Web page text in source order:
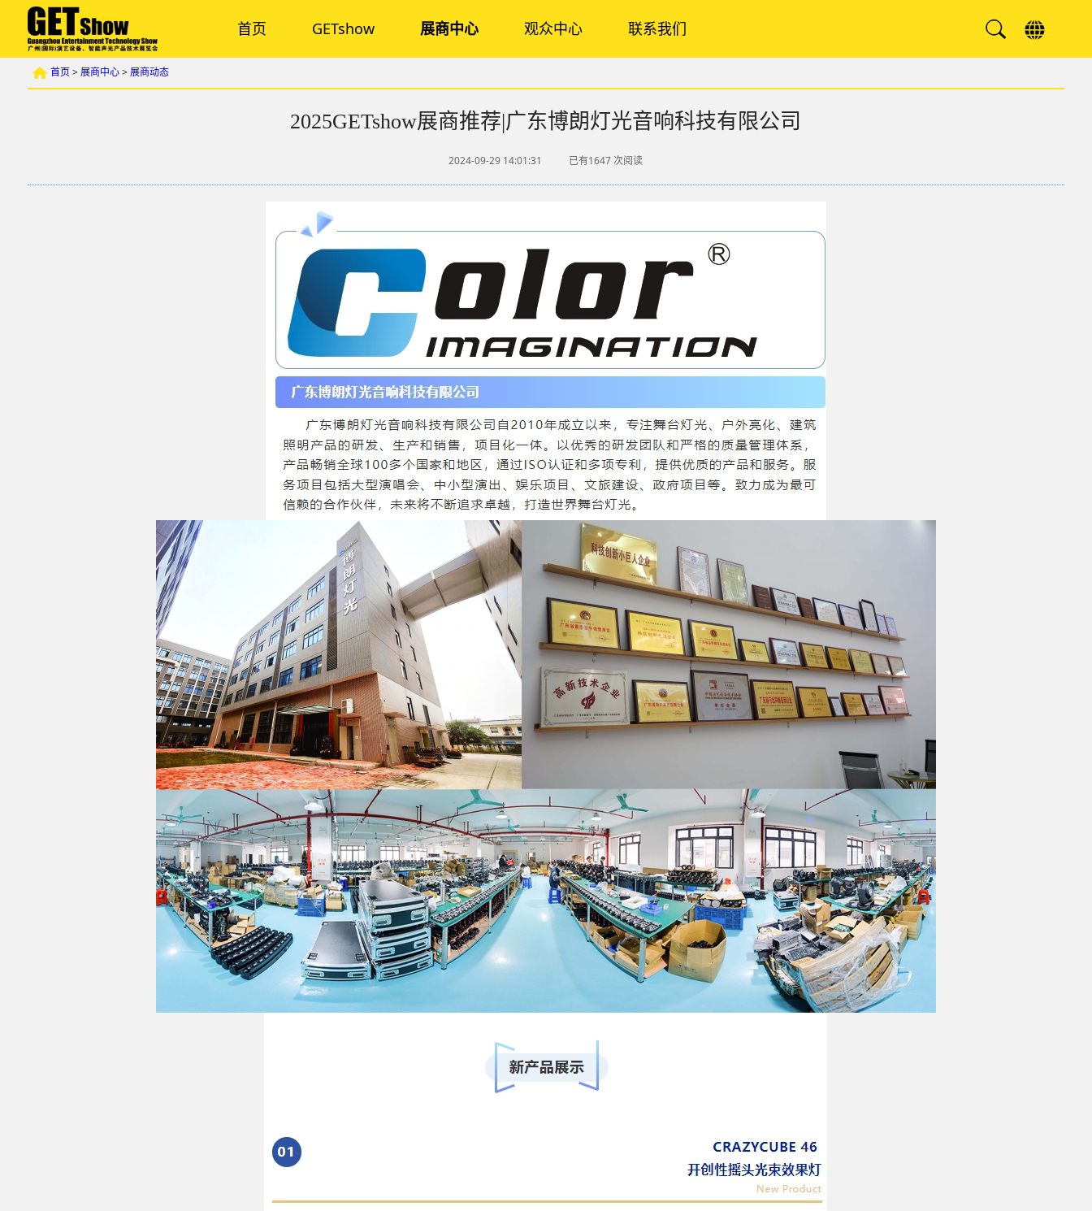
首页 GETshow 展商中心 观众中心 联系我们
首页>展商中心>展商动态
2025GETshow展商推荐|广东博朗灯光音响科技有限公司
2024-09-29 14:01:31 已有1647次阅读